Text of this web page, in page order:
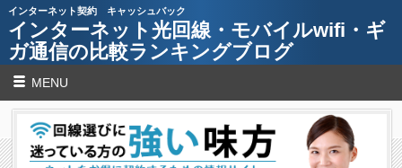
インターネット契約 キャッシュバック
インターネット光回線・モバイルwifi・ギ
ガ通信の比較ランキングブログ
MENU